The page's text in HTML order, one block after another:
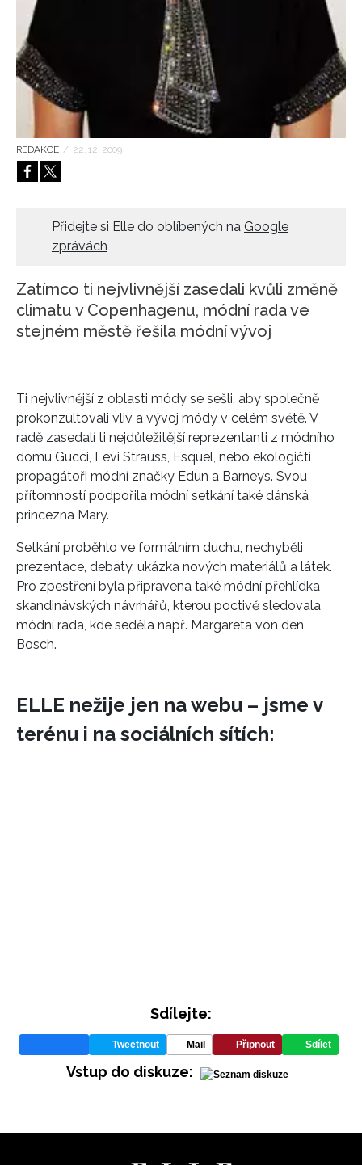
HOME
REDAKCE / 22. 12. 2009
Přidejte si Elle do oblíbených na Google
zprávách
Zatímco ti nejvlivnější zasedali kvůli změně
climatu v Copenhagenu, módní rada ve
stejném městě řešila módní vývoj
Ti nejvlivnější z oblasti módy se sešli, aby společně
prokonzultovali vliv a vývoj módy v celém světě. V
radě zasedalí ti nejdůležitější reprezentanti z módního
domu Gucci, Levi Strauss, Esquel, nebo ekologičtí
propagátoři módní značky Edun a Barneys. Svou
přítomností podpořila módní setkání také dánská
princezna Mary.
Setkání proběhlo ve formálním duchu, nechyběli
prezentace, debaty, ukázka nových materiálů a látek.
Pro zpestření byla připravena také módní přehlídka
skandinávských návrhářů, kterou poctivě sledovala
módní rada, kde seděla např. Margareta von den
Bosch.
ELLE nežije jen na webu – jsme v
terénu i na sociálních sítích:
Sdílejte:
Tweetnout Mail Připnout Sdílet
Vstup do diskuze: